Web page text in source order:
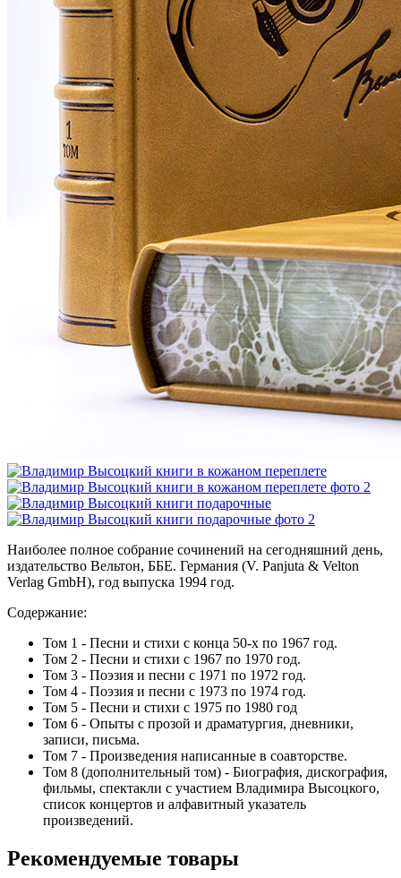
Наиболее полное собрание сочинений на сегодняшний день,
издательство Вельтон, ББЕ. Германия (V. Panjuta & Velton
Verlag GmbH), год выпуска 1994 год.
Содержание:
Том 1 - Песни и стихи с конца 50-х по 1967 год.
Том 2 - Песни и стихи с 1967 по 1970 год.
Том 3 - Поэзия и песни с 1971 по 1972 год.
Том 4 - Поэзия и песни с 1973 по 1974 год.
Том 5 - Песни и стихи с 1975 по 1980 год
Том 6 - Опыты с прозой и драматургия, дневники,
записи, письма.
Том 7 - Произведения написанные в соавторстве.
Том 8 (дополнительный том) - Биография, дискография,
фильмы, спектакли с участием Владимира Высоцкого,
список концертов и алфавитный указатель
произведений.
Рекомендуемые товары